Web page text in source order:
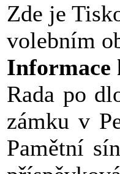
Zde je
volebním
Informace
Rada po
zámku v
Pamětní